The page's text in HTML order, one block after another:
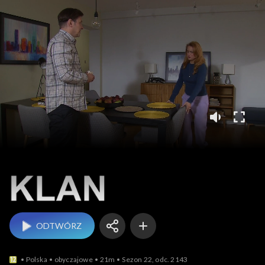
Klan
ODTWÓRZ
Polska obyczajowe 21m Sezon 22, odc. 2143